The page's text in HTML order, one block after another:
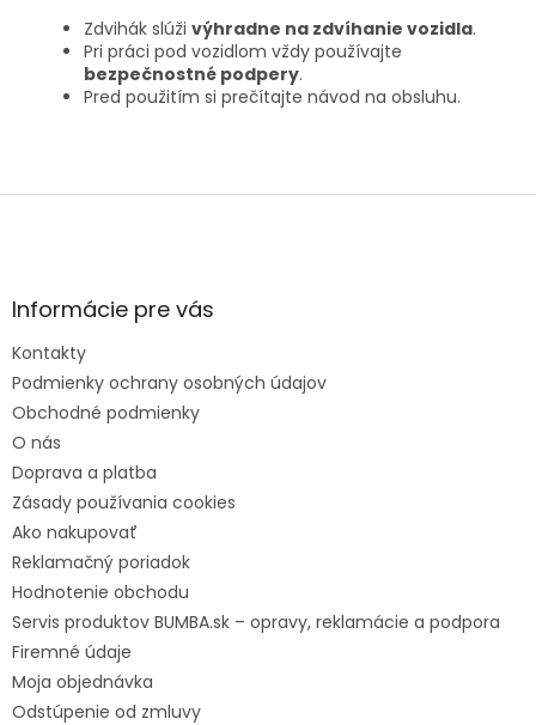
Zdvihák slúži výhradne na zdvíhanie vozidla.
Pri práci pod vozidlom vždy používajte
bezpečnostné podpery.
Pred použitím si prečítajte návod na obsluhu.
e
Informácie pre vás
Kontakty
Podmienky ochrany osobných údajov
Obchodné podmienky
O nás
Doprava a platba
Zásady používania cookies
Ako nakupovať
Reklamačný poriadok
Hodnotenie obchodu
Servis produktov BUMBA.sk – opravy, reklamácie a podpora
Firemné údaje
Moja objednávka
Odstúpenie od zmluvy